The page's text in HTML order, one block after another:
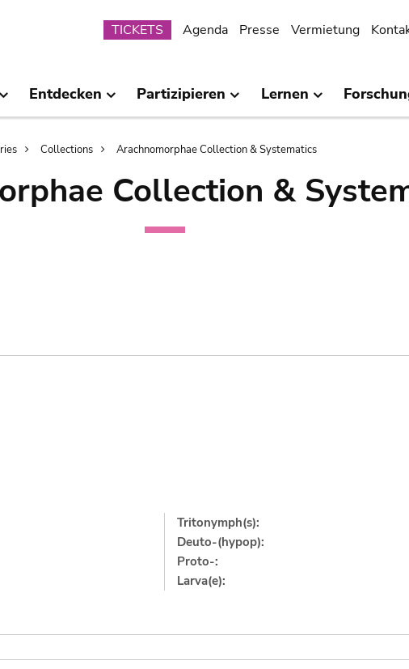
Submenu
TICKETS Agenda Presse Vermietung
Entdecken Partizipieren Lernen
Collections Arachnomorphae Collection & Systematics
Collection &
Tritonymph(s):
Deuto-(hypop):
Proto-:
Larva(e):